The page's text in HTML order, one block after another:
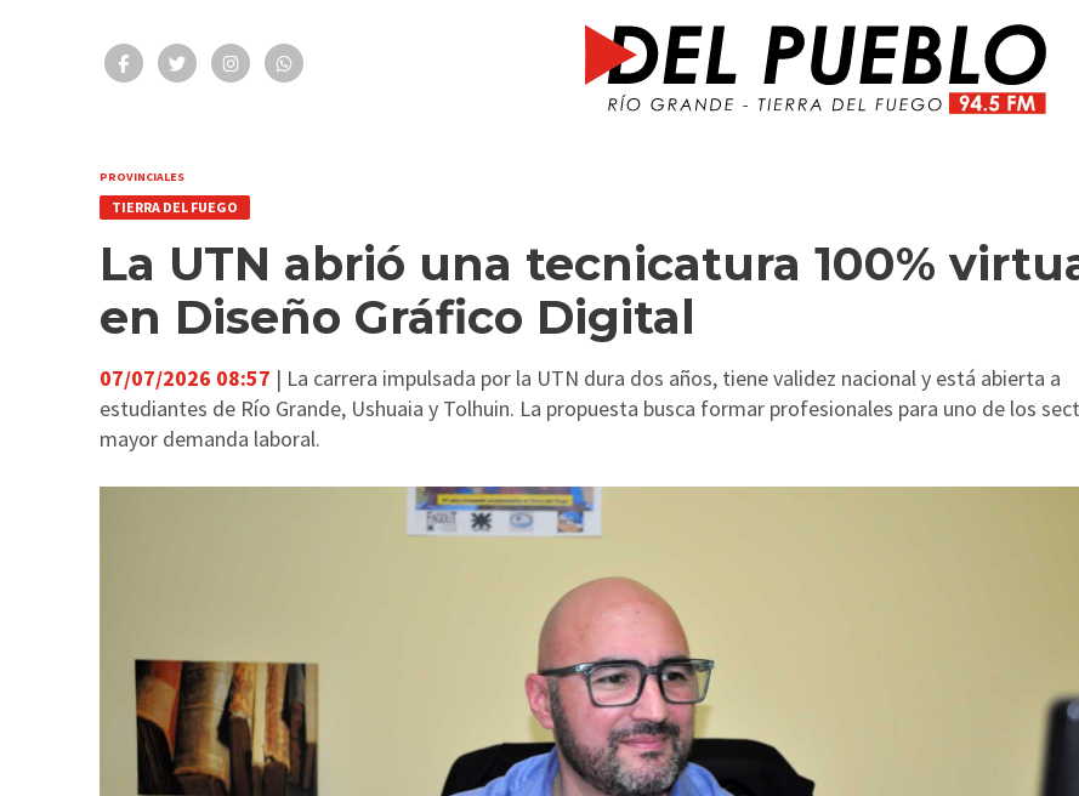
PROVINCIALES
TIERRA DEL FUEGO
La UTN abrió una tecnicatura 100%
en Diseño Gráfico Digital
07/07/2026 08:57 | La carrera impulsada por la UTN dura dos años, tiene validez nacional y está abierta a
estudiantes de Río Grande, Ushuaia y Tolhuin. La propuesta busca formar profesionales para uno de los
mayor demanda laboral.